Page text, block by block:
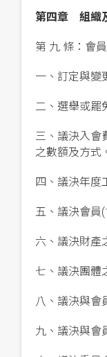
第四章 組織
第 九 條：會
一、訂定與變
二、選舉或罷
三、議決入會
之數額及方式
四、議決年度
五、議決會員
六、議決財產
七、議決團體
八、議決與會
九、議決與會